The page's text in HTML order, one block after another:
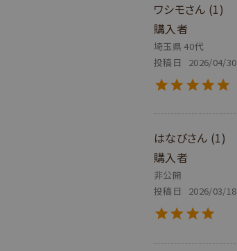
ワシモ
1
購入者
埼玉県 40代
投稿日
2026/04/30
はなび
1
購入者
非公開
投稿日
2026/03/18